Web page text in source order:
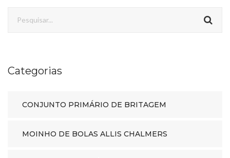
Categorias
CONJUNTO PRIMÁRIO DE BRITAGEM
MOINHO DE BOLAS ALLIS CHALMERS